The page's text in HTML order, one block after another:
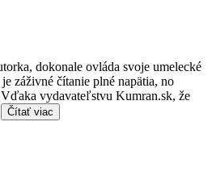
dokonale ovláda svoje umelecké
záživné čítanie plné napätia, no
vydavateľstvu Kumran.sk, že
Čítať viac